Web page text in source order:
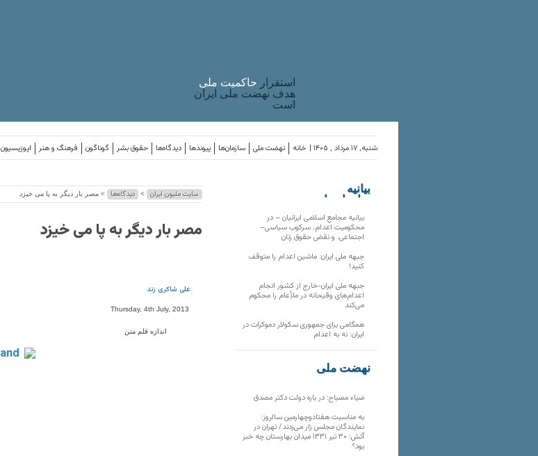
استقرار حاکميت ملی
هدف نهضت ملی ایران
است
اپوزیسیون فرهنگ و هنر گوناگون حقوق بشر دیدگاه‌ها پیوندها سازمان‌ها نهضت ملی خانه شنبه, ۱۷ مرداد , ۱۴۰۵ |
سایت ملیون ایران > دیدگاه‌ها > مصر بار دیگر به پا می خیزد
مصر بار دیگر به پا می خیزد
علی شاکری زند
Thursday, 4th July, 2013
اندازه قلم متن
بیانیه
سازمان‌های
بیانیه مجامع اسلامی ایرانیان – در
محکومیت اعدام، سرکوب سیاسی–
اجتماعی، و نقض حقوق زنان
جبهه ملی ایران: ماشین اعدام را متوقف
کنید!
جبهه ملی ایران-خارج از کشور انجام
اعدام‌های وقیحانه در ملأِعام را محکوم
می‌کند
همگامی برای جمهوری سکولار دموکرات در
ایران: نه به اعدام
نهضت ملی
ضیاء مصباح: در باره دولت دکتر مصدق
به مناسبت هفتادوچهارمین سالروز:
نمایندگان مجلس زار می‌زدند/ تهران در
آتش؛ ۳۰ تیر ۱۳۳۱ میدان بهارستان چه خبر
بود؟